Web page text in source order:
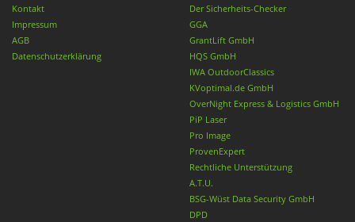
Kontakt
Impressum
AGB
Datenschutzerklärung
Der Sicherheits-Checker
GGA
GrantLift GmbH
HQS GmbH
IWA OutdoorClassics
KVoptimal.de GmbH
OverNight Express & Logistics GmbH
PiP Laser
Pro Image
ProvenExpert
Rechtliche Unterstützung
A.T.U.
BSG-Wüst Data Security GmbH
DPD